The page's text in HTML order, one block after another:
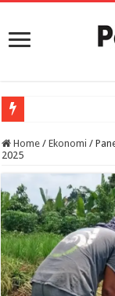
Home / Ekonomi /
2025